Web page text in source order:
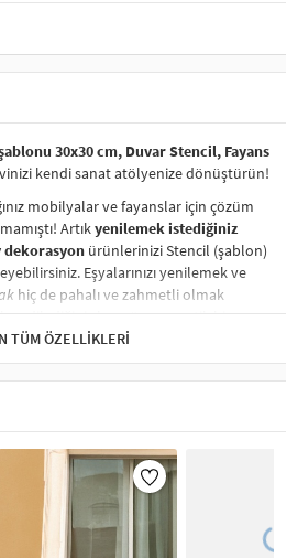
30x30 cm, Duvar Stencil, Fayans
kendi sanat atölyenize dönüştürün!
mobilyalar ve fayanslar için çözüm
Artıkyenilemek istediğiniz
dekorasyon ürünlerinizi Stencil (şablon)
Eşyalarınızı yenilemek ve
hiç de pahalı ve zahmetli olmak
dilediğiniz her yüzeye pratik bir
ve mobilyalarınızın, duvarlarınızın,
değiştirebilir.
fayanslarına,
sabitleyip, istediğiniz renklerle
kişisel zevkinizle özelleştirebilir, stencil
gerçekleştirebilirsiniz.El işi ve ev
kolayca uygulanabilecek eğlenceli
yüzeyde rahatlıkla kullanılabilir.
TÜM ÖZELLIKLERI